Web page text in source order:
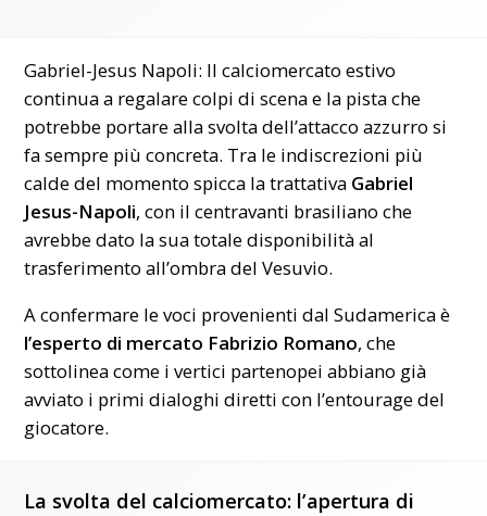
Gabriel-Jesus Napoli: Il calciomercato estivo
continua a regalare colpi di scena e la pista che
potrebbe portare alla svolta dell’attacco azzurro si
fa sempre più concreta. Tra le indiscrezioni più
calde del momento spicca la trattativa Gabriel
Jesus-Napoli, con il centravanti brasiliano che
avrebbe dato la sua totale disponibilità al
trasferimento all’ombra del Vesuvio.
A confermare le voci provenienti dal Sudamerica è
l’esperto di mercato Fabrizio Romano, che
sottolinea come i vertici partenopei abbiano già
avviato i primi dialoghi diretti con l’entourage del
giocatore.
La svolta del calciomercato: l’apertura di